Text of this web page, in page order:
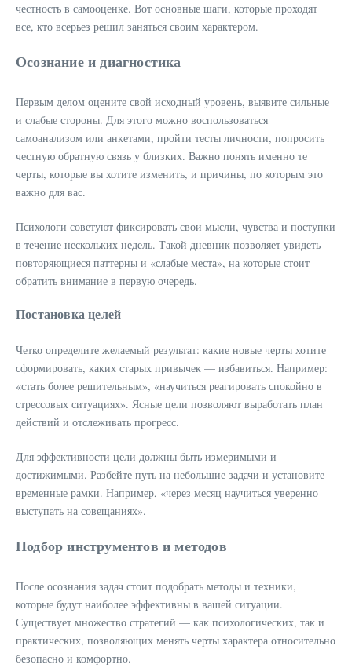
честность в самооценке. Вот основные шаги, которые проходят
все, кто всерьез решил заняться своим характером.
Осознание и диагностика
Первым делом оцените свой исходный уровень, выявите сильные
и слабые стороны. Для этого можно воспользоваться
самоанализом или анкетами, пройти тесты личности, попросить
честную обратную связь у близких. Важно понять именно те
черты, которые вы хотите изменить, и причины, по которым это
важно для вас.
Психологи советуют фиксировать свои мысли, чувства и поступки
в течение нескольких недель. Такой дневник позволяет увидеть
повторяющиеся паттерны и «слабые места», на которые стоит
обратить внимание в первую очередь.
Постановка целей
Четко определите желаемый результат: какие новые черты хотите
сформировать, каких старых привычек — избавиться. Например:
«стать более решительным», «научиться реагировать спокойно в
стрессовых ситуациях». Ясные цели позволяют выработать план
действий и отслеживать прогресс.
Для эффективности цели должны быть измеримыми и
достижимыми. Разбейте путь на небольшие задачи и установите
временные рамки. Например, «через месяц научиться уверенно
выступать на совещаниях».
Подбор инструментов и методов
После осознания задач стоит подобрать методы и техники,
которые будут наиболее эффективны в вашей ситуации.
Существует множество стратегий — как психологических, так и
практических, позволяющих менять черты характера относительно
безопасно и комфортно.